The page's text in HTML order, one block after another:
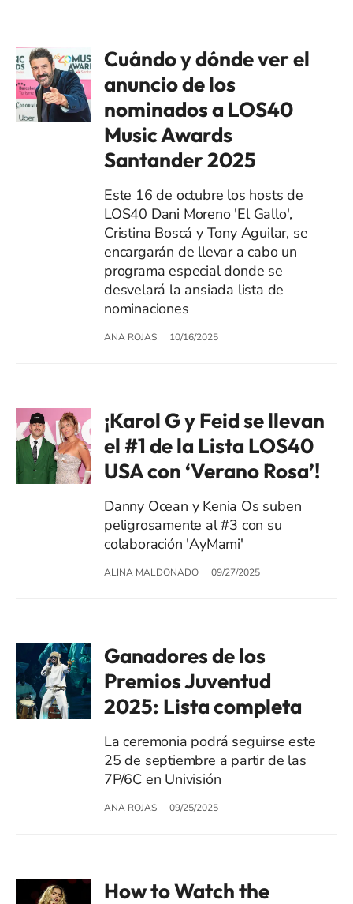
Cuándo y dónde ver el
anuncio de los
nominados a LOS40
Music Awards
Santander 2025
Este 16 de octubre los hosts de
LOS40 Dani Moreno 'El Gallo',
Cristina Boscá y Tony Aguilar, se
encargarán de llevar a cabo un
programa especial donde se
desvelará la ansiada lista de
nominaciones
ANA ROJAS 10/16/2025
¡Karol G y Feid se llevan
el #1 de la Lista LOS40
USA con ‘Verano Rosa’!
Danny Ocean y Kenia Os suben
peligrosamente al #3 con su
colaboración 'AyMami'
ALINA MALDONADO 09/27/2025
Ganadores de los
Premios Juventud
2025: Lista completa
La ceremonia podrá seguirse este
25 de septiembre a partir de las
7P/6C en Univisión
ANA ROJAS 09/25/2025
How to Watch the